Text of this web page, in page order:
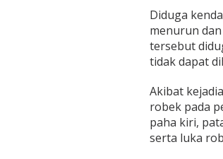
o
p
r
L
0
0
P
a
t
Diduga
menurun
tersebut
tidak dapat
Akibat
robek pada
paha kiri,
serta luka